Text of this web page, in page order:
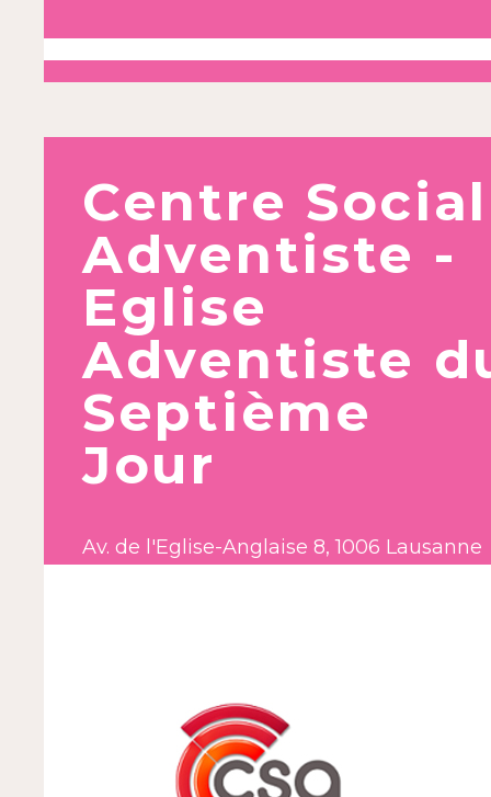
Centre Social
Adventiste -
Eglise
Adventiste
Septième
Jour
Av. de l'Eglise-Anglaise 8, 1006 Lausanne